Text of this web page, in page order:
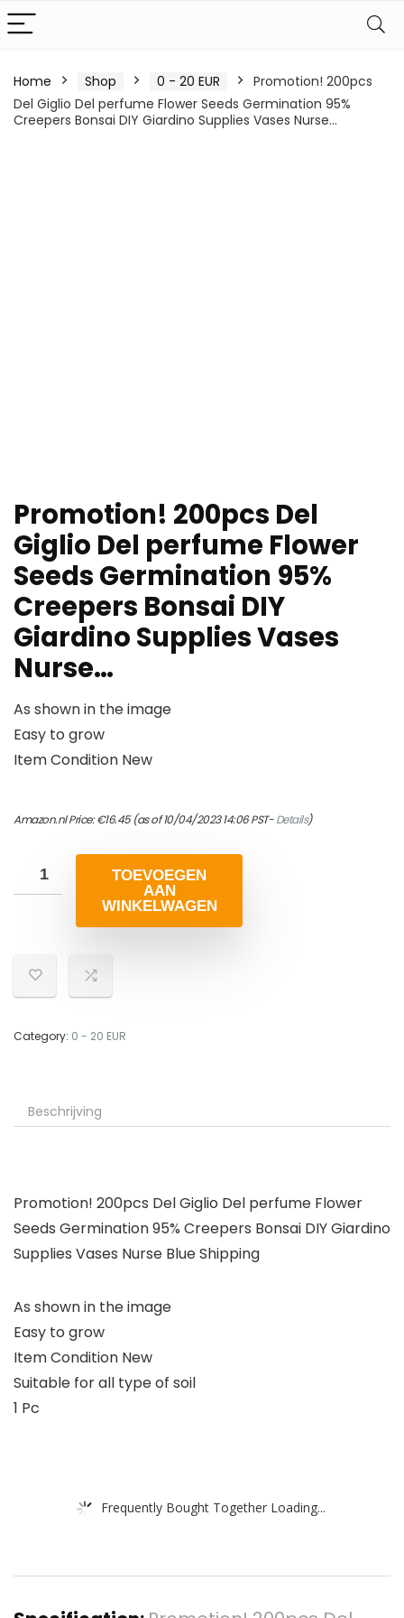
Home Shop 0 - 20 EUR
Promotion! 200pcs
Del Giglio Del perfume Flower Seeds Germination 95%
Creepers Bonsai DIY Giardino Supplies Vases Nurse…
Promotion! 200pcs Del
Giglio Del perfume Flower
Seeds Germination 95%
Creepers Bonsai DIY
Giardino Supplies Vases
Nurse…
As shown in the image
Easy to grow
Item Condition New
Amazon.nl Price:€16.45(as of 10/04/2023 14:06 PST-Details)
TOEVOEGEN
AAN
WINKELWAGEN
Category: 0 - 20 EUR
Beschrijving
Promotion! 200pcs Del Giglio Del perfume Flower
Seeds Germination 95% Creepers Bonsai DIY Giardino
Supplies Vases Nurse Blue Shipping
As shown in the image
Easy to grow
Item Condition New
Suitable for all type of soil
1 Pc
Frequently Bought Together Loading...